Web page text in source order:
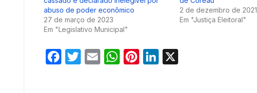
abuso de poder econômico
27 de março de 2023
Em "Legislativo Municipal"
2 de dezembro de 2021
Em "Justiça Eleitoral"
F
T
E
W Pi Li